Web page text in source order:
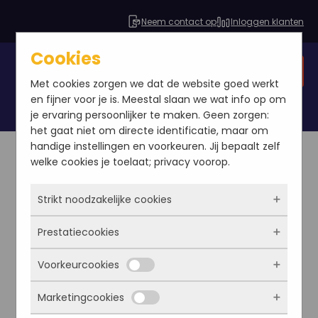
Neem contact op Inloggen klanten
SEO Offerte aanvragen
Het invullen van dit formulier neemt ongeveer 2
minuten in beslag. Na ontvangst van uw aanvraag,
ontvangt u doorgaans binnen 5 werkdagen een
offerte van ons. Het is mogelijk dat één van onze
medewerkers nog contact met u opneemt om de
Cookies
Met cookies zorgen we dat de website goed werkt
en fijner voor je is. Meestal slaan we wat info op om
je ervaring persoonlijker te maken. Geen zorgen:
het gaat niet om directe identificatie, maar om
handige instellingen en voorkeuren. Jij bepaalt zelf
welke cookies je toelaat; privacy voorop.
Strikt noodzakelijke cookies
Deze cookies zorgen ervoor dat de website
überhaupt werkt. Ze zijn dus altijd actief en
kunnen niet worden uitgezet. Meestal worden
ze alleen geplaatst als jij iets doet, zoals
inloggen, een formulier invullen of je
Prestatiecookies
Met deze cookies zien we hoe vaak onze site
bezocht wordt, waar bezoekers vandaan
komen en welke pagina’s populair zijn. Zo
Voorkeurcookies
Deze cookies onthouden jouw voorkeuren.
Marketingcookies